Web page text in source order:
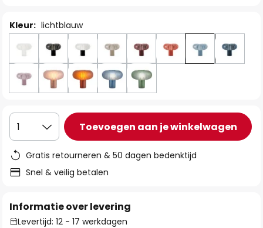
Kleur: lichtblauw
1 Toevoegen aan je winkelwagen
Gratis retourneren & 50 dagen bedenktijd
Snel & veilig betalen
Informatie over levering
Levertijd: 12 - 17 werkdagen